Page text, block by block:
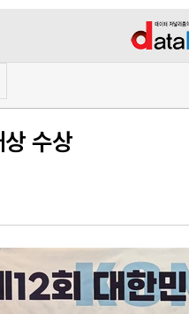
수상